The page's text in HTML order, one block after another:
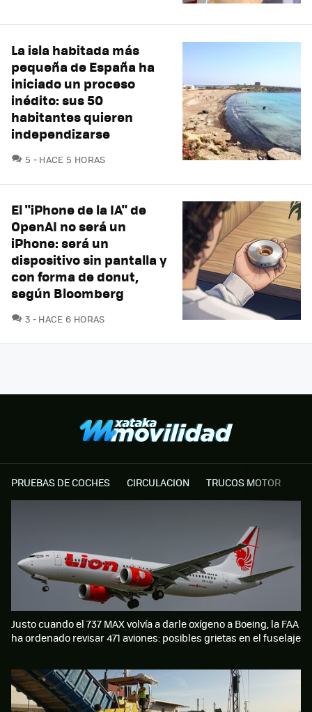
La isla habitada más
pequeña de España ha
iniciado un proceso
inédito: sus 50
habitantes quieren
independizarse
5 COMENTARIOS
HACE 5 HORAS
El "iPhone de la IA" de
OpenAI no será un
iPhone: será un
dispositivo sin pantalla y
con forma de donut,
según Bloomberg
3 COMENTARIOS
HACE 6 HORAS
PRUEBAS DE COCHES CIRCULACION TRUCOS MOTOR
Justo cuando el 737 MAX volvía a darle oxígeno a Boeing, la FAA
ha ordenado revisar 471 aviones: posibles grietas en el fuselaje